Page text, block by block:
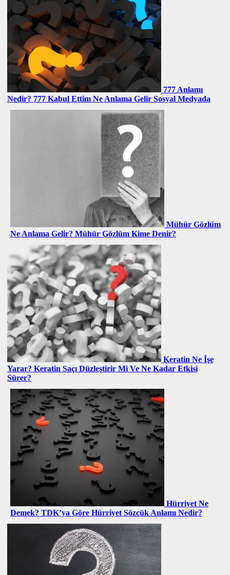
777 Anlamı
Nedir? 777 Kabul Ettim Ne Anlama Gelir Sosyal Medyada
Mühür Gözlüm
Ne Anlama Gelir? Mühür Gözlüm Kime Denir?
Keratin Ne İşe
Yarar? Keratin Saçı Düzleştirir Mi Ve Ne Kadar Etkisi
Sürer?
Hürriyet Ne
Demek? TDK’ya Göre Hürriyet Sözcük Anlamı Nedir?